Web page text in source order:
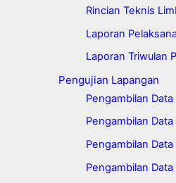
Rincian Teknis
Laporan
Laporan Triwulan
Pengujian Lapangan
Pengambilan
Pengambilan
Pengambilan
Pengambilan